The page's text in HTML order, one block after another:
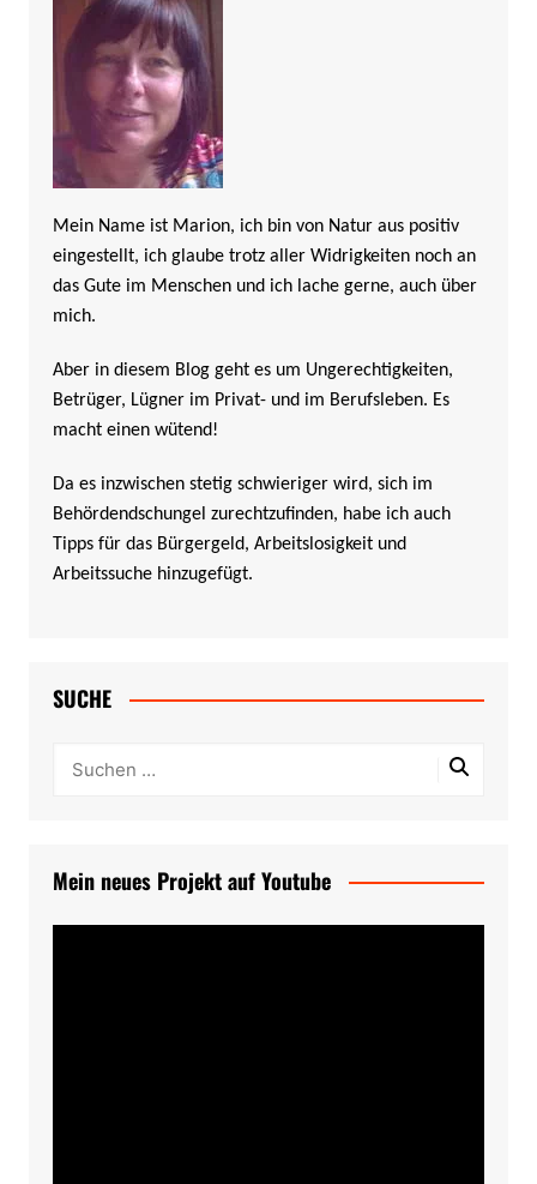
Mein Name ist Marion, ich bin von Natur aus positiv
eingestellt, ich glaube trotz aller Widrigkeiten noch an
das Gute im Menschen und ich lache gerne, auch über
mich.
Aber in diesem Blog geht es um Ungerechtigkeiten,
Betrüger, Lügner im Privat- und im Berufsleben. Es
macht einen wütend!
Da es inzwischen stetig schwieriger wird, sich im
Behördendschungel zurechtzufinden, habe ich auch
Tipps für das Bürgergeld, Arbeitslosigkeit und
Arbeitssuche hinzugefügt.
SUCHE
Mein neues Projekt auf Youtube